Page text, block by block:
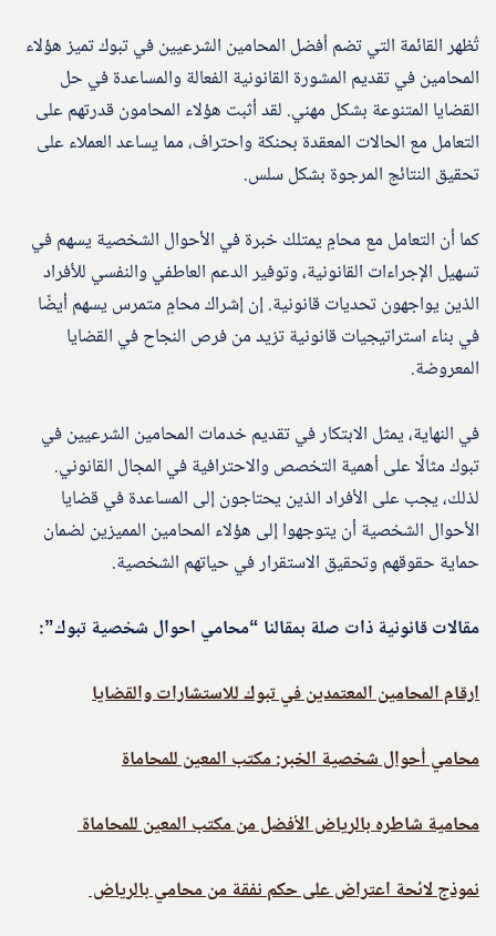
تُظهر القائمة التي تضم أفضل المحامين الشرعيين في تبوك تميز هؤلاء
المحامين في تقديم المشورة القانونية الفعالة والمساعدة في حل
القضايا المتنوعة بشكل مهني. لقد أثبت هؤلاء المحامون قدرتهم على
التعامل مع الحالات المعقدة بحنكة واحتراف، مما يساعد العملاء على
تحقيق النتائج المرجوة بشكل سلس.
كما أن التعامل مع محامٍ يمتلك خبرة في الأحوال الشخصية يسهم في
تسهيل الإجراءات القانونية، وتوفير الدعم العاطفي والنفسي للأفراد
الذين يواجهون تحديات قانونية. إن إشراك محامٍ متمرس يسهم أيضًا
في بناء استراتيجيات قانونية تزيد من فرص النجاح في القضايا
المعروضة.
في النهاية، يمثل الابتكار في تقديم خدمات المحامين الشرعيين في
تبوك مثالًا على أهمية التخصص والاحترافية في المجال القانوني.
لذلك، يجب على الأفراد الذين يحتاجون إلى المساعدة في قضايا
الأحوال الشخصية أن يتوجهوا إلى هؤلاء المحامين المميزين لضمان
حماية حقوقهم وتحقيق الاستقرار في حياتهم الشخصية.
مقالات قانونية ذات صلة بمقالنا “محامي احوال شخصية تبوك”:
ارقام المحامين المعتمدين في تبوك للاستشارات والقضايا
محامي أحوال شخصية الخبر: مكتب المعين للمحاماة
محامية شاطره بالرياض الأفضل من مكتب المعين للمحاماة
نموذج لائحة اعتراض على حكم نفقة من محامي بالرياض